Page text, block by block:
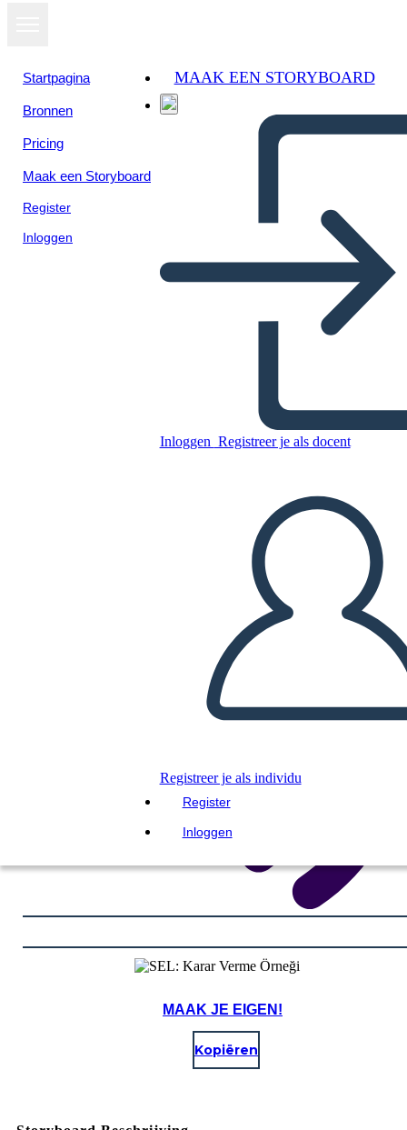
Startpagina
Bronnen
Pricing
Maak een Storyboard
Register
Inloggen
MAAK EEN STORYBOARD
Inloggen Registreer je als docent
Registreer je als individu
Register
Inloggen
Kopieer dit Storyboard
DIAVOORSTELLING AFSPELEN
LEES MIJ VOOR
MAAK JE EIGEN!
Kopiëren